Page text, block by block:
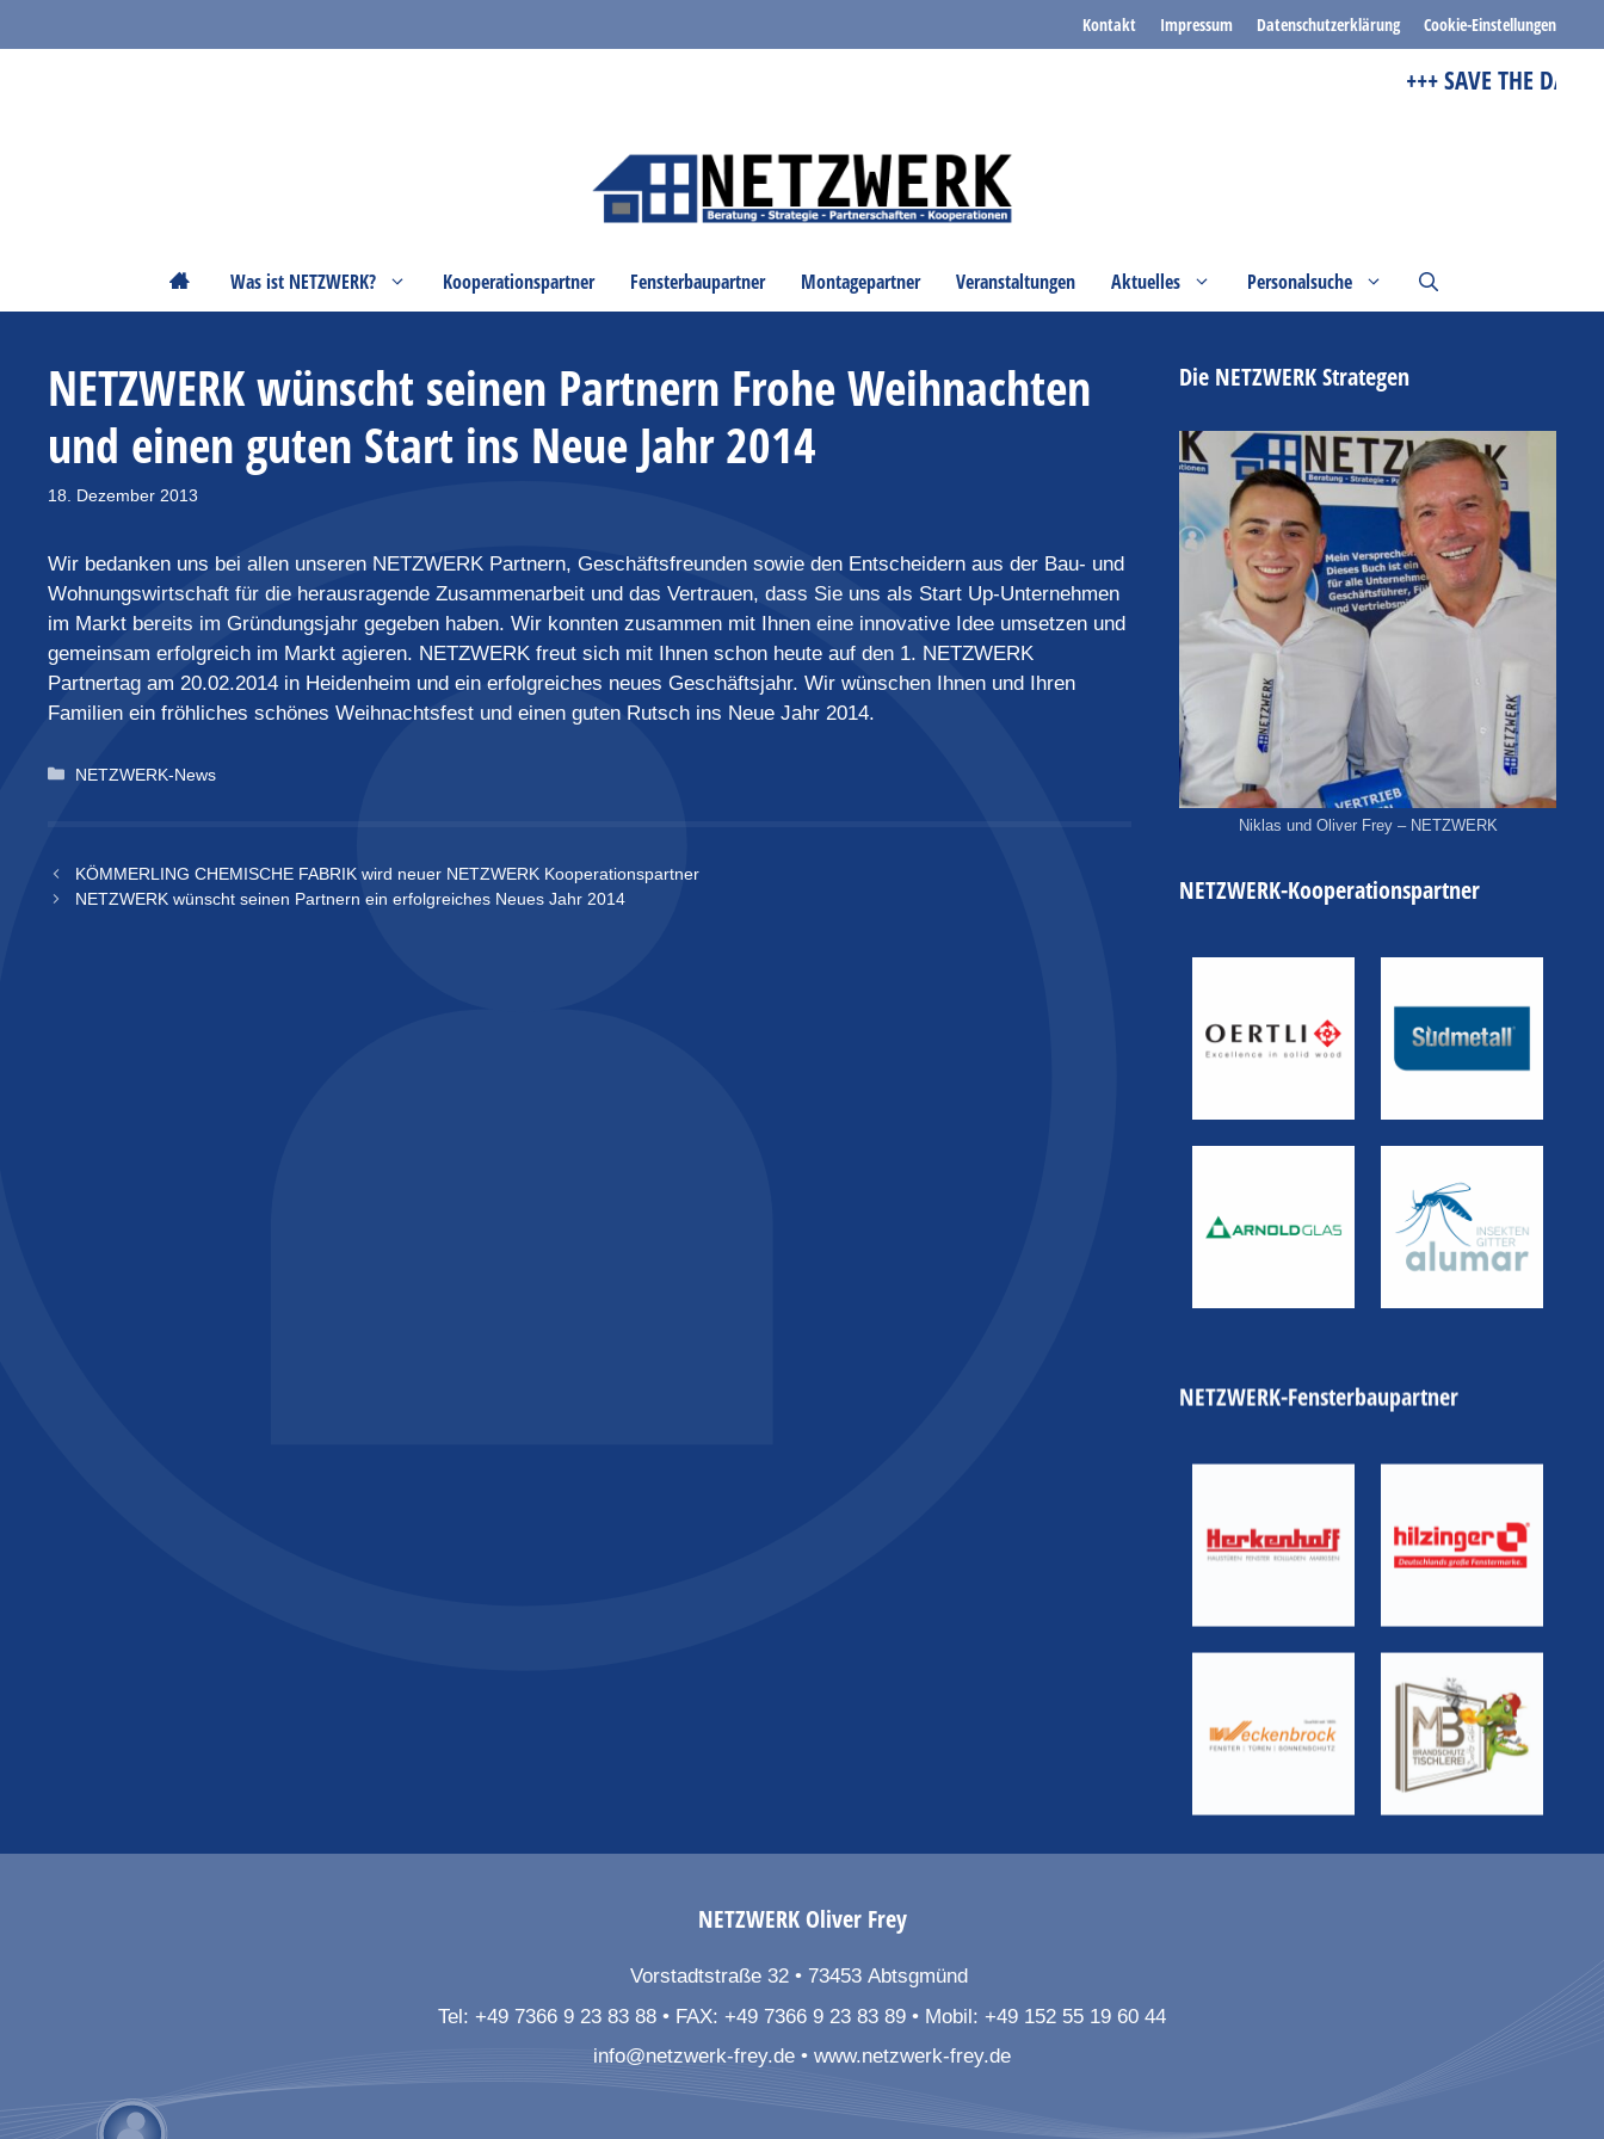
Inhalt
Kontakt Impressum Datenschutzerklärung Cookie-Einstellungen
+++ SAVE THE DATE +++
Startseite
Was ist NETZWERK? Kooperationspartner Fensterbaupartner Montagepartner Veranstaltungen Aktuelles Personalsuche
NETZWERK wünscht seinen Partnern Frohe Weihnachten
und einen guten Start ins Neue Jahr 2014
18. Dezember 2013
Wir bedanken uns bei allen unseren NETZWERK Partnern, Geschäftsfreunden sowie den Entscheidern aus der Bau- und
Wohnungswirtschaft für die herausragende Zusammenarbeit und das Vertrauen, dass Sie uns als Start Up-Unternehmen
im Markt bereits im Gründungsjahr gegeben haben. Wir konnten zusammen mit Ihnen eine innovative Idee umsetzen und
gemeinsam erfolgreich im Markt agieren. NETZWERK freut sich mit Ihnen schon heute auf den 1. NETZWERK
Partnertag am 20.02.2014 in Heidenheim und ein erfolgreiches neues Geschäftsjahr. Wir wünschen Ihnen und Ihren
Familien ein fröhliches schönes Weihnachtsfest und einen guten Rutsch ins Neue Jahr 2014.
Kategorien
NETZWERK-News
KÖMMERLING CHEMISCHE FABRIK wird neuer NETZWERK Kooperationspartner
NETZWERK wünscht seinen Partnern ein erfolgreiches Neues Jahr 2014
Die NETZWERK Strategen
Niklas und Oliver Frey – NETZWERK
NETZWERK-Kooperationspartner
NETZWERK-Fensterbaupartner
NETZWERKOliver Frey
Vorstadtstraße 32 73453 Abtsgmünd
Tel: +49 7366 9 23 83 88 FAX: +49 7366 9 23 83 89 Mobil: +49 152 55 19 60 44
info@netzwerk-frey.de
www.netzwerk-frey.de